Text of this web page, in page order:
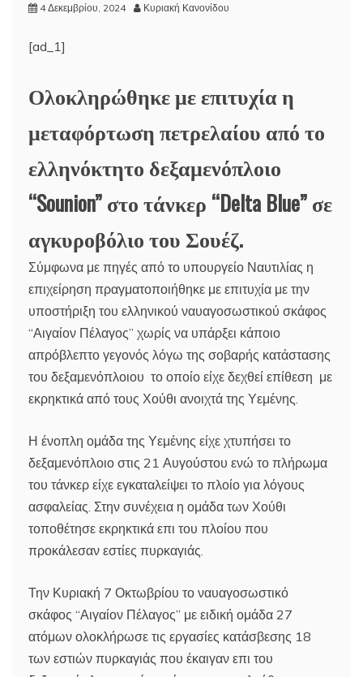
4 Δεκεμβρίου, 2024 Κυριακή Κανονίδου
[ad_1]
Ολοκληρώθηκε με επιτυχία η
μεταφόρτωση πετρελαίου από το
ελληνόκτητο δεξαμενόπλοιο
“Sounion” στο τάνκερ “Delta Blue” σε
αγκυροβόλιο του Σουέζ.
Σύμφωνα με πηγές από το υπουργείο Ναυτιλίας η
επιχείρηση πραγματοποιήθηκε με επιτυχία με την
υποστήριξη του ελληνικού ναυαγοσωστικού σκάφος
“Αιγαίον Πέλαγος” χωρίς να υπάρξει κάποιο
απρόβλεπτο γεγονός λόγω της σοβαρής κατάστασης
του δεξαμενόπλοιου το οποίο είχε δεχθεί επίθεση με
εκρηκτικά από τους Χούθι ανοιχτά της Υεμένης.
Η ένοπλη ομάδα της Υεμένης είχε χτυπήσει το
δεξαμενόπλοιο στις 21 Αυγούστου ενώ το πλήρωμα
του τάνκερ είχε εγκαταλείψει το πλοίο για λόγους
ασφαλείας. Στην συνέχεια η ομάδα των Χούθι
τοποθέτησε εκρηκτικά επι του πλοίου που
προκάλεσαν εστίες πυρκαγιάς.
Την Κυριακή 7 Οκτωβρίου το ναυαγοσωστικό
σκάφος “Αιγαίον Πέλαγος” με ειδική ομάδα 27
ατόμων ολοκλήρωσε τις εργασίες κατάσβεσης 18
των εστιών πυρκαγιάς που έκαιγαν επι του